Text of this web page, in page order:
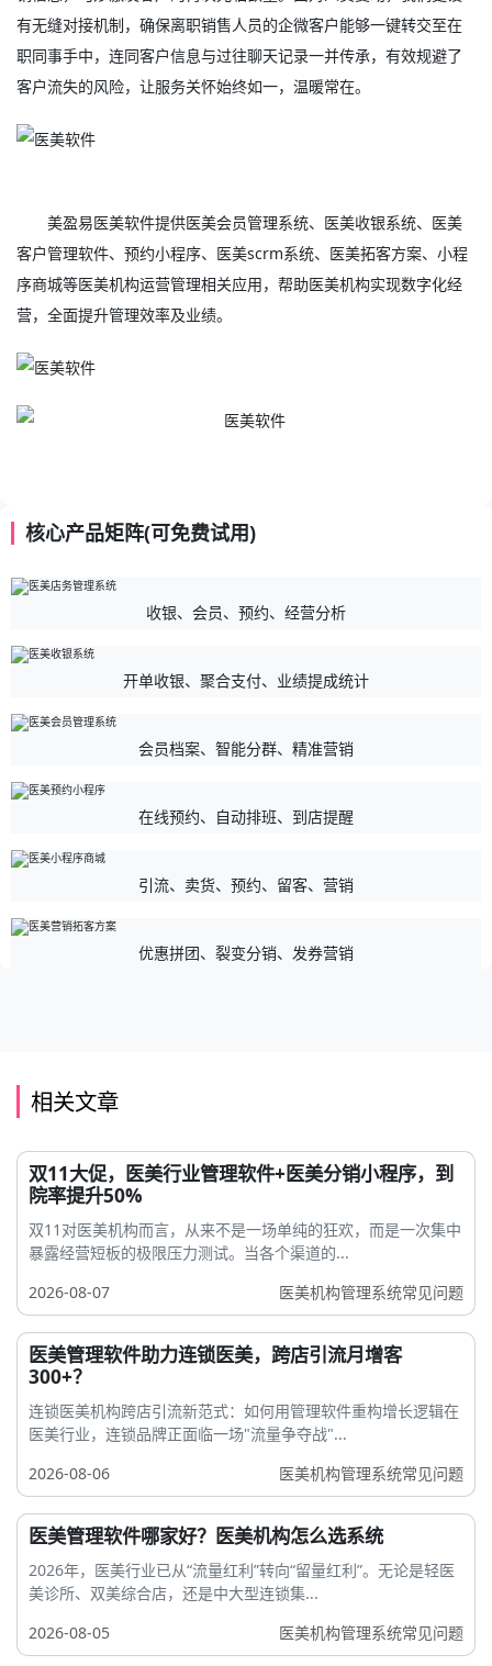
有无缝对接机制，确保离职销售人员的企微客户能够一键转交至在
职同事手中，连同客户信息与过往聊天记录一并传承，有效规避了
客户流失的风险，让服务关怀始终如一，温暖常在。
美盈易医美软件提供医美会员管理系统、 医美收银系统、 医美
客户管理软件、预约小程序、 医美scrm系统、医美拓客方案、小程
序商城等医美机构运营管理相关应用，帮助医美机构实现数字化经
营，全面提升管理效率及业绩。
核心产品矩阵(可免费试用)
收银、会员、预约、经营分析
开单收银、聚合支付、业绩提成统计
会员档案、智能分群、精准营销
在线预约、自动排班、到店提醒
引流、卖货、预约、留客、营销
优惠拼团、裂变分销、发券营销
相关文章
双11大促，医美行业管理软件+医美分销小程序，到
院率提升50%
双11对医美机构而言，从来不是一场单纯的狂欢，而是一次集中
暴露经营短板的极限压力测试。当各个渠道的...
2026-08-07
医美机构管理系统常见问题
医美管理软件助力连锁医美，跨店引流月增客
300+？
连锁医美机构跨店引流新范式：如何用管理软件重构增长逻辑在
医美行业，连锁品牌正面临一场"流量争夺战"...
2026-08-06
医美机构管理系统常见问题
医美管理软件哪家好？医美机构怎么选系统
2026年，医美行业已从“流量红利”转向“留量红利”。无论是轻医
美诊所、双美综合店，还是中大型连锁集...
2026-08-05
医美机构管理系统常见问题